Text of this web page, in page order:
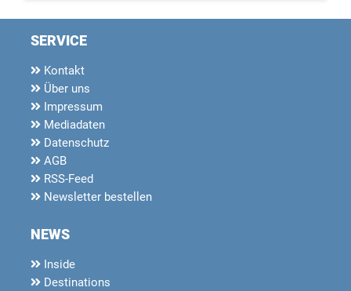
SERVICE
Kontakt
Über uns
Impressum
Mediadaten
Datenschutz
AGB
RSS-Feed
Newsletter bestellen
NEWS
Inside
Destinations